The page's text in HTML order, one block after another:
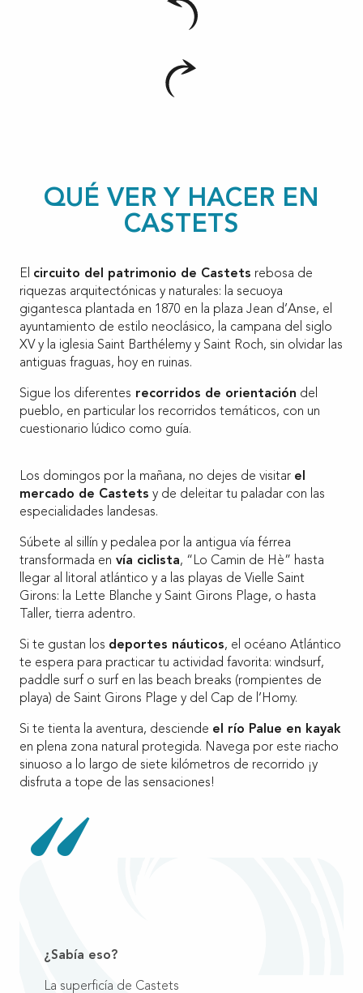
QUÉ VER Y HACER EN
CASTETS
El circuito del patrimonio de Castets rebosa de
riquezas arquitectónicas y naturales: la secuoya
gigantesca plantada en 1870 en la plaza Jean d’Anse, el
ayuntamiento de estilo neoclásico, la campana del siglo
XV y la iglesia Saint Barthélemy y Saint Roch, sin olvidar las
antiguas fraguas, hoy en ruinas.
Sigue los diferentes recorridos de orientación del
pueblo, en particular los recorridos temáticos, con un
cuestionario lúdico como guía.
Los domingos por la mañana, no dejes de visitar el
mercado de Castets y de deleitar tu paladar con las
especialidades landesas.
Súbete al sillín y pedalea por la antigua vía férrea
transformada en vía ciclista, “Lo Camin de Hè” hasta
llegar al litoral atlántico y a las playas de Vielle Saint
Girons: la Lette Blanche y Saint Girons Plage, o hasta
Taller, tierra adentro.
Si te gustan los deportes náuticos, el océano Atlántico
te espera para practicar tu actividad favorita: windsurf,
paddle surf o surf en las beach breaks (rompientes de
playa) de Saint Girons Plage y del Cap de l’Homy.
Si te tienta la aventura, desciende el río Palue en kayak
en plena zona natural protegida. Navega por este riacho
sinuoso a lo largo de siete kilómetros de recorrido ¡y
disfruta a tope de las sensaciones!
¿Sabía eso?
La superficía de Castets es de 9.000 hectáreas